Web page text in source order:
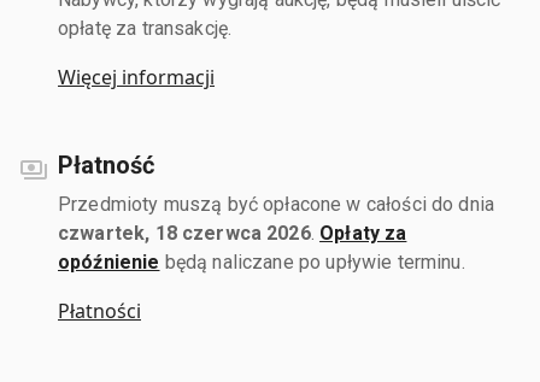
opłatę za transakcję.
Więcej informacji
Płatność
Przedmioty muszą być opłacone w całości do dnia
czwartek, 18 czerwca 2026. Opłaty za
opóźnienie będą naliczane po upływie terminu.
Płatności